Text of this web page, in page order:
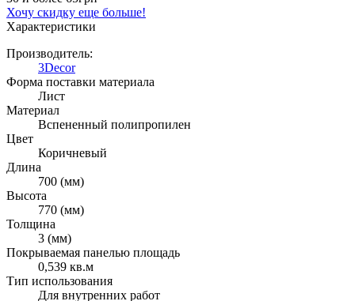
Хочу скидку еще больше!
Характеристики
Производитель:
3Decor
Форма поставки материала
Лист
Материал
Вспененный полипропилен
Цвет
Коричневый
Длина
700 (мм)
Высота
770 (мм)
Толщина
3 (мм)
Покрываемая панелью площадь
0,539 кв.м
Тип использования
Для внутренних работ